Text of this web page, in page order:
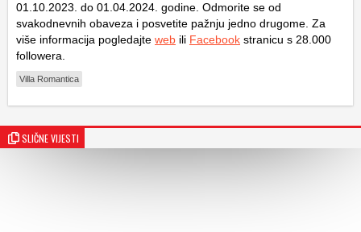
01.10.2023. do 01.04.2024. godine. Odmorite se od
svakodnevnih obaveza i posvetite pažnju jedno drugome. Za
više informacija pogledajte web ili Facebook stranicu s 28.000
followera.
Villa Romantica
SLIČNE VIJESTI